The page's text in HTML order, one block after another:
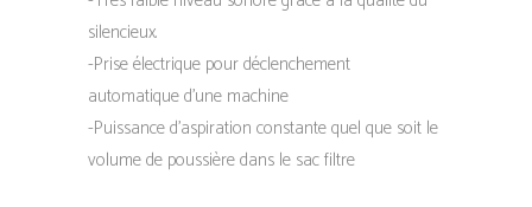
silencieux.
-Prise électrique pour déclenchement
automatique d’une machine
-Puissance d’aspiration constante quel que soit le
volume de poussière dans le sac filtre